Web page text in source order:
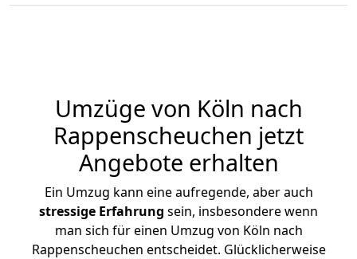
Umzüge von Köln nach
Rappenscheuchen jetzt
Angebote erhalten
Ein Umzug kann eine aufregende, aber auch
stressige Erfahrung sein, insbesondere wenn
man sich für einen Umzug von Köln nach
Rappenscheuchen entscheidet. Glücklicherweise